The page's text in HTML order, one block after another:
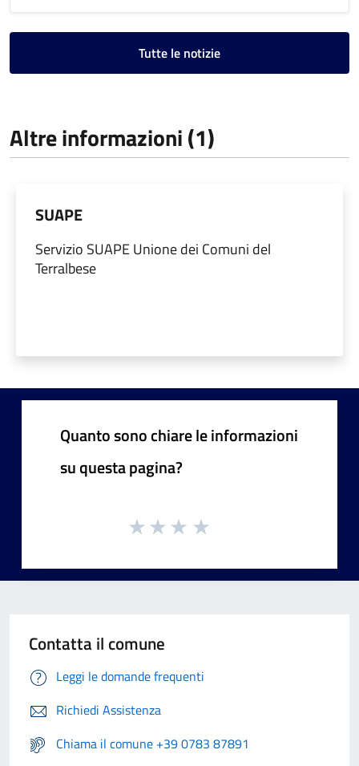
Tutte le notizie
Altre informazioni (1)
SUAPE
Servizio SUAPE Unione dei Comuni del
Terralbese
Quanto sono chiare le informazioni
su questa pagina?
Contatta il comune
Leggi le domande frequenti
Richiedi Assistenza
Chiama il comune +39 0783 87891